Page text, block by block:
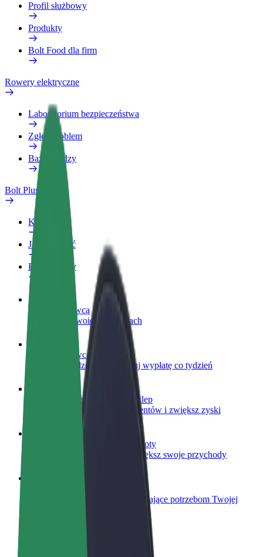
Profil służbowy
Produkty
Bolt Food dla firm
Rowery elektryczne
Laboratorium bezpieczeństwa
Zgłoś problem
Baza wiedzy
Bolt Plus
Korzyści
Jak dołączyć
Baza wiedzy
Zostań kierowcą
Zarabiaj na swoich warunkach
Zostań dostawcą
Dostarczaj jedzenie i otrzymuj wypłatę co tydzień
Dodaj swoją restaurację lub sklep
Dotrzyj do większej liczby klientów i zwiększ zyski
Zarejestruj się jako właściciel floty
Dodaj swoją flotę do Bolt i zwiększ swoje przychody
Produkty i usługi Bolt odpowiadające potrzebom Twojej